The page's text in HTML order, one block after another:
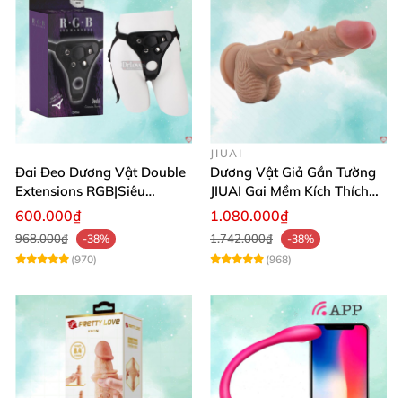
Đai Đeo Dương Vật Double
Extensions RGB|Siêu
Bền|Cảm Giác Thật
600.000₫
968.000₫
-38%
(970)
JIUAI
Dương Vật Giả Gắn Tường
JIUAI Gai Mềm Kích Thích
Điểm G Siêu Mượt
1.080.000₫
1.742.000₫
-38%
(968)